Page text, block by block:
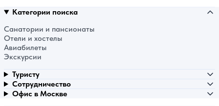
Категории поиска
Санатории и пансионаты
Отели и хостелы
Авиабилеты
Экскурсии
Туристу
Сотрудничество
Офис в Москве